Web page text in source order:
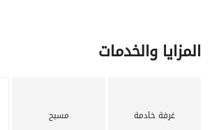
المزايا والخدمات
غرفة خادمة مسبح